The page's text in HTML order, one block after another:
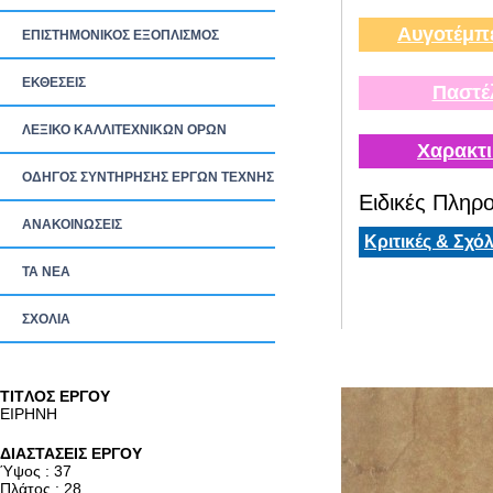
ΕΠΙΣΤΗΜΟΝΙΚΟΣ ΕΞΟΠΛΙΣΜΟΣ
ΕΚΘΕΣΕΙΣ
ΛΕΞΙΚΟ ΚΑΛΛΙΤΕΧΝΙΚΩΝ ΟΡΩΝ
ΟΔΗΓΟΣ ΣΥΝΤΗΡΗΣΗΣ ΕΡΓΩΝ ΤΕΧΝΗΣ
ΑΝΑΚΟΙΝΩΣΕΙΣ
ΤΑ ΝEΑ
ΣΧΟΛΙΑ
Ειδικές
Κριτικές &
TITΛΟΣ ΕΡΓΟΥ
ΕΙΡΗΝΗ
ΔΙΑΣΤΑΣΕΙΣ ΕΡΓΟΥ
Ύψος : 37
Πλάτος : 28